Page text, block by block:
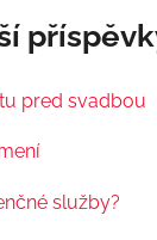
pred svadbou
služby?